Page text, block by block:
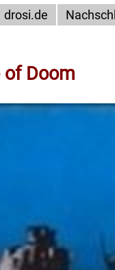
drosi.de
of Doom